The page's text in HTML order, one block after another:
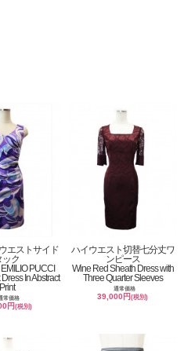
エストサイド
ック
PUCCI
In Abstract
Print
常価格
円(税別)
ハイウエスト切替七分丈ワ
ンピース
Wine Red Sheath Dress with
Three Quarter Sleeves
通常価格
39,000円(税別)